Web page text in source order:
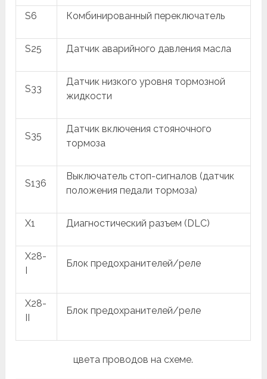
S6 Комбинированный переключатель
S25 Датчик аварийного давления масла
S33
Датчик низкого уровня тормозной
жидкости
S35
Датчик включения стояночного
тормоза
S136
Выключатель стоп-сигналов (датчик
положения педали тормоза)
X1 Диагностический разъем (DLC)
X28-
Блок предохранителей/реле
X28-
Блок предохранителей/реле
цвета проводов на схеме.